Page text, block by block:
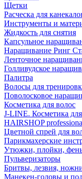
Щетки
Расческа для
Инструменты и
Жидкость для снятия
Капсульное
Наращивание Ринг
Ленточное
Голливудское
Палитра
Волосы для
Поволосковое
Косметика для волос
J-LINE. Косметика
HAIRSHOP
Цветной спрей для
Парикмахерские
Утюжки, плойки,
Пульверизаторы
Бритвы, лезвия,
Манекен-головы и